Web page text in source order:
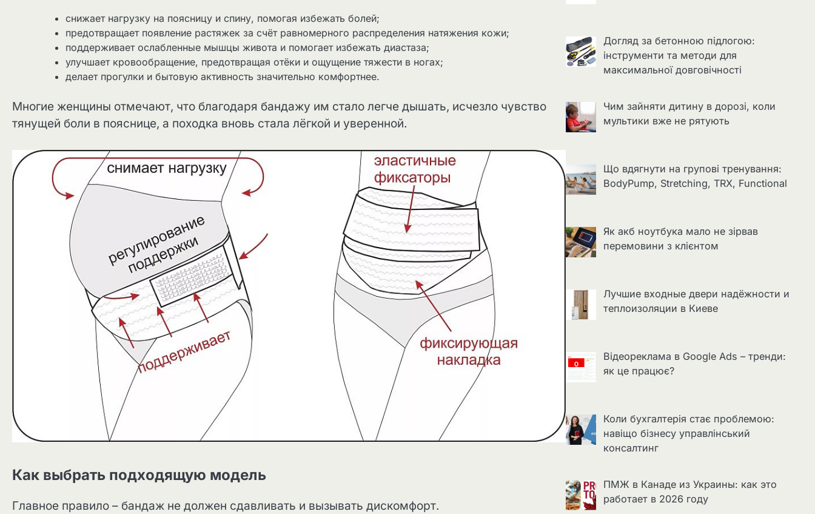
снижает нагрузку на поясницу и спину, помогая избежать болей;
предотвращает появление растяжек за счёт равномерного распределения натяжения кожи;
поддерживает ослабленные мышцы живота и помогает избежать диастаза;
улучшает кровообращение, предотвращая отёки и ощущение тяжести в ногах;
делает прогулки и бытовую активность значительно комфортнее.
Многие женщины отмечают, что благодаря бандажу им стало легче дышать, исчезло чувство
тянущей боли в пояснице, а походка вновь стала лёгкой и уверенной.
Как выбрать подходящую модель
Главное правило – бандаж не должен сдавливать и вызывать дискомфорт.
Догляд за бетонною підлогою:
інструменти та методи для
максимальної довговічності
Чим зайняти дитину в дорозі, коли
мультики вже не рятують
Що вдягнути на групові тренування:
BodyPump, Stretching, TRX, Functional
Як акб ноутбука мало не зірвав
перемовини з клієнтом
Лучшие входные двери надёжности и
теплоизоляции в Киеве
Відеореклама в Google Ads – тренди:
як це працює?
Коли бухгалтерія стає проблемою:
навіщо бізнесу управлінський
консалтинг
ПМЖ в Канаде из Украины: как это
работает в 2026 году